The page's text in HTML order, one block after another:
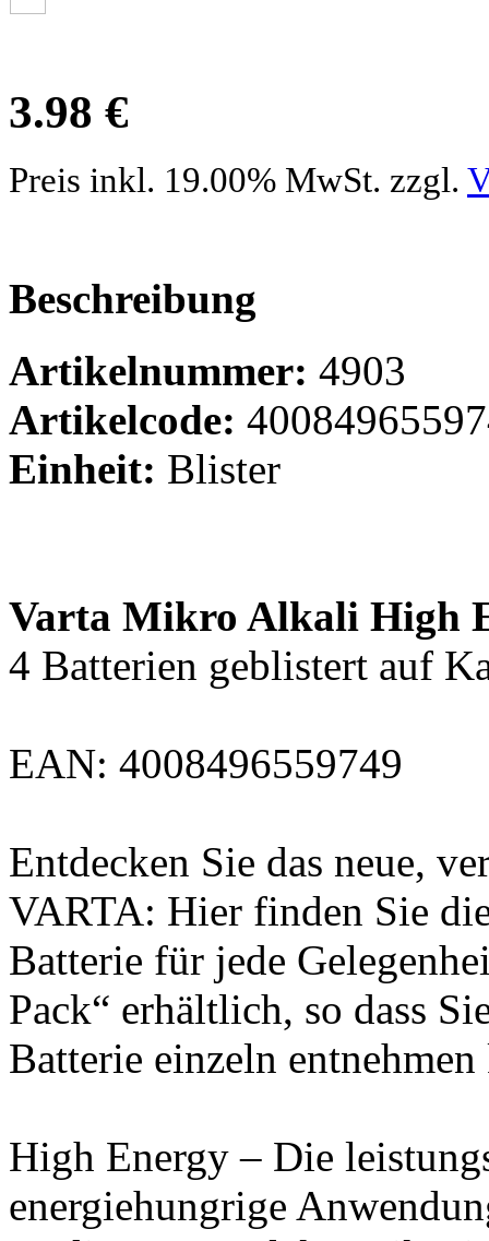
3.98 €
Preis inkl. 19.00% MwSt. zzgl.
Beschreibung
Artikelnummer: 4903
Artikelcode:
Einheit: Blister
Varta Mikro Alkali High
4 Batterien geblistert auf
EAN: 4008496559749
Entdecken Sie das neue,
VARTA: Hier finden Sie
Batterie für jede
Pack“ erhältlich, so dass
Batterie einzeln
High Energy – Die
energiehungrige